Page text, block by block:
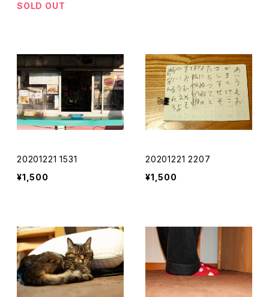
SOLD OUT
20201221 1531
¥1,500
20201221 2207
¥1,500